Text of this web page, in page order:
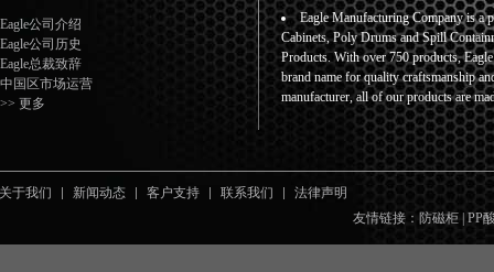
Eagle公司介绍
Eagle公司历史
Eagle总裁致辞
中国区市场运营
>> 更多
Eagle Manufacturing Company is a
Cabinets, Poly Drums and Spill
Products. With over 750 products,
brand name for quality craftsmanship
manufacturer, all of our products are
关于我们 新闻动态 客户支持 联系我们
法律声明
友情链接： 防磁柜 PP